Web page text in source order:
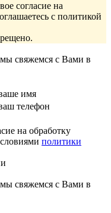
согласие на
c политикой
свяжемся с Вами в
имя
телефон
на обработку
политики
свяжемся с Вами в